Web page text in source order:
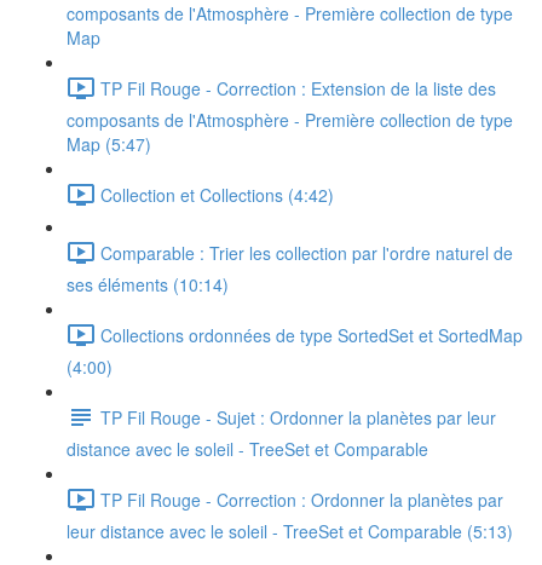
composants de l'Atmosphère - Première collection de type
Map
TP Fil Rouge - Correction : Extension de la liste des
composants de l'Atmosphère - Première collection de type
Map (5:47)
Collection et Collections (4:42)
Comparable : Trier les collection par l'ordre naturel de
ses éléments (10:14)
Collections ordonnées de type SortedSet et SortedMap
(4:00)
TP Fil Rouge - Sujet : Ordonner la planètes par leur
distance avec le soleil - TreeSet et Comparable
TP Fil Rouge - Correction : Ordonner la planètes par
leur distance avec le soleil - TreeSet et Comparable (5:13)